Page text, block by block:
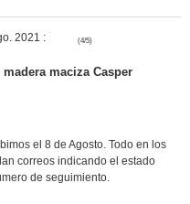
2021 : (4/5)
maciza Casper
el 8 de Agosto. Todo en los
correos indicando el estado
de seguimiento.